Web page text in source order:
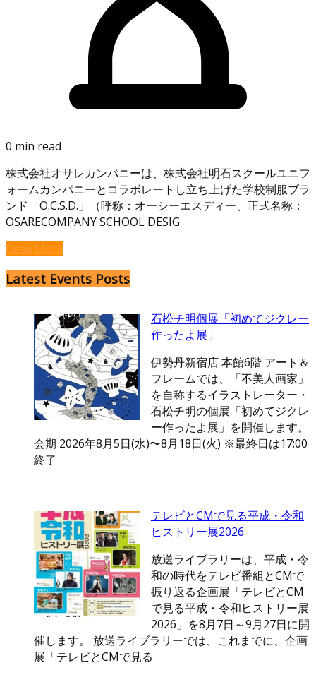
0 min read
株式会社オサレカンパニーは、株式会社明石スクールユニフ
ォームカンパニーとコラボレートし立ち上げた学校制服ブラ
ンド「O.C.S.D.」（呼称：オーシーエスディー、正式名称：
OSARECOMPANY SCHOOL DESIG
Read More
Latest Events Posts
石松チ明個展「初めてジクレー
作ったよ展」
伊勢丹新宿店 本館6階 アート＆
フレームでは、「不美人画家」
を自称するイラストレーター・
石松チ明の個展「初めてジクレ
ー作ったよ展」を開催します。
会期 2026年8月5日(水)〜8月18日(火) ※最終日は17:00
終了
テレビとCMで見る平成・令和
ヒストリー展2026
放送ライブラリーは、平成・令
和の時代をテレビ番組とCMで
振り返る企画展「テレビとCM
で見る平成・令和ヒストリー展
2026」を8月7日～9月27日に開
催します。 放送ライブラリーでは、これまでに、企画
展「テレビとCMで見る